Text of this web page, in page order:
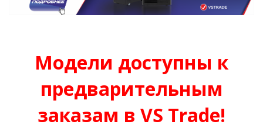
Модели доступны к
предварительным
заказам в VS Trade!